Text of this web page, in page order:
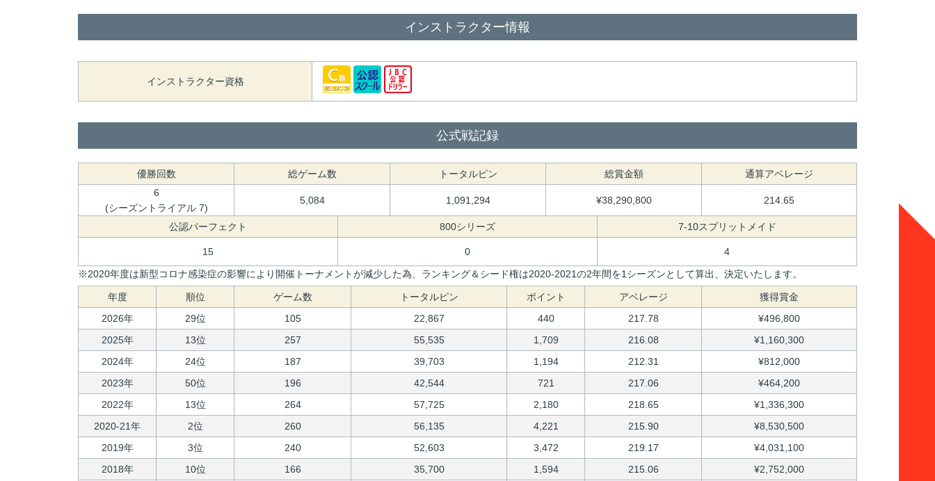
インストラクター情報
インストラクター資格
公式戦記録
優勝回数 総ゲーム数 トータルピン 総賞金額
通算アベレージ
6
(シーズントライアル 7)
5,084 1,091,294 ¥38,290,800 214.65
公認パーフェクト 800シリーズ 7-10スプリットメイド
15 0
4
※2020年度は新型コロナ感染症の影響により開催トーナメントが減少した為、ランキング＆シード権は2020-2021の2年間を1シーズンとして算出、決定いたします。
年度 順位 ゲーム数 トータルピン ポイント アベレージ
獲得賞金
2026年
29位 105 22,867 440 217.78
¥496,800
2025年
13位 257 55,535 1,709 216.08
¥1,160,300
2024年
24位 187 39,703 1,194 212.31
¥812,000
2023年
50位 196 42,544 721 217.06
¥464,200
2022年
13位 264 57,725 2,180 218.65
¥1,336,300
2020-21年
2位 260 56,135 4,221 215.90
¥8,530,500
2019年
3位 240 52,603 3,472 219.17
¥4,031,100
2018年
10位 166 35,700 1,594 215.06
¥2,752,000